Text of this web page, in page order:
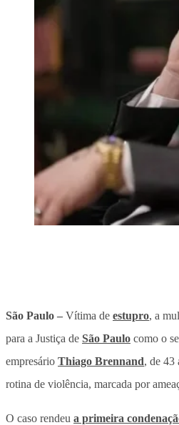
São Paulo – Vítima de estupro, a
para a Justiça de São Paulo como o
empresário Thiago Brennand, de 43
rotina de violência, marcada por
O caso rendeu a primeira